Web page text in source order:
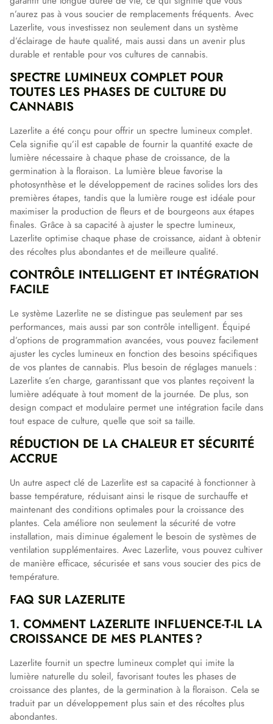
n’aurez pas à vous soucier de remplacements fréquents. Avec
Lazerlite, vous investissez non seulement dans un système
d’éclairage de haute qualité, mais aussi dans un avenir plus
durable et rentable pour vos cultures de cannabis.
SPECTRE LUMINEUX COMPLET POUR
TOUTES LES PHASES DE CULTURE DU
CANNABIS
Lazerlite a été conçu pour offrir un spectre lumineux complet.
Cela signifie qu’il est capable de fournir la quantité exacte de
lumière nécessaire à chaque phase de croissance, de la
germination à la floraison. La lumière bleue favorise la
photosynthèse et le développement de racines solides lors des
premières étapes, tandis que la lumière rouge est idéale pour
maximiser la production de fleurs et de bourgeons aux étapes
finales. Grâce à sa capacité à ajuster le spectre lumineux,
Lazerlite optimise chaque phase de croissance, aidant à obtenir
des récoltes plus abondantes et de meilleure qualité.
CONTRÔLE INTELLIGENT ET INTÉGRATION
FACILE
Le système Lazerlite ne se distingue pas seulement par ses
performances, mais aussi par son contrôle intelligent. Équipé
d’options de programmation avancées, vous pouvez facilement
ajuster les cycles lumineux en fonction des besoins spécifiques
de vos plantes de cannabis. Plus besoin de réglages manuels :
Lazerlite s’en charge, garantissant que vos plantes reçoivent la
lumière adéquate à tout moment de la journée. De plus, son
design compact et modulaire permet une intégration facile dans
tout espace de culture, quelle que soit sa taille.
RÉDUCTION DE LA CHALEUR ET SÉCURITÉ
ACCRUE
Un autre aspect clé de Lazerlite est sa capacité à fonctionner à
basse température, réduisant ainsi le risque de surchauffe et
maintenant des conditions optimales pour la croissance des
plantes. Cela améliore non seulement la sécurité de votre
installation, mais diminue également le besoin de systèmes de
ventilation supplémentaires. Avec Lazerlite, vous pouvez cultiver
de manière efficace, sécurisée et sans vous soucier des pics de
température.
FAQ SUR LAZERLITE
1. COMMENT LAZERLITE INFLUENCE-T-IL LA
CROISSANCE DE MES PLANTES ?
Lazerlite fournit un spectre lumineux complet qui imite la
lumière naturelle du soleil, favorisant toutes les phases de
croissance des plantes, de la germination à la floraison. Cela se
traduit par un développement plus sain et des récoltes plus
abondantes.